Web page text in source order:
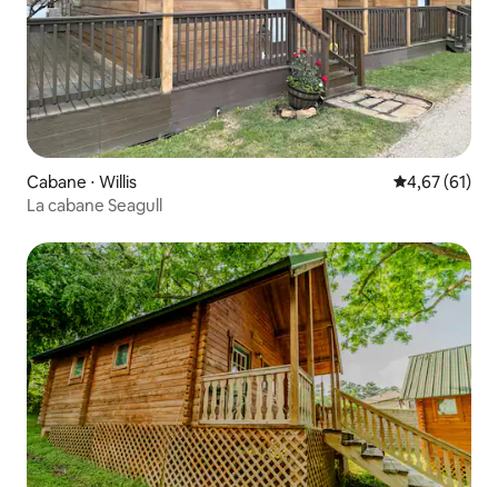
Cabane ⋅ Willis Évaluation
4,67 (61)
La cabane Seagull